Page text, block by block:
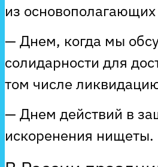
из
— Днем, когда мы
солидарности для
том числе
— Днем действий в
искоренения нищеты.